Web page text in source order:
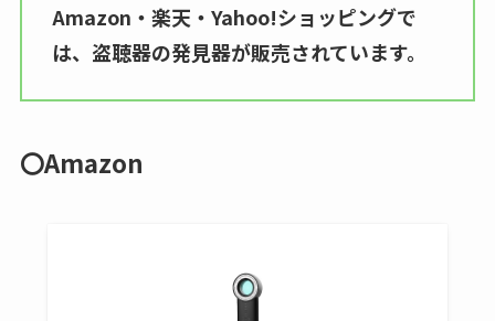
つ？激安販売店・通
販も調査
karseellはどこで売っ
ットが廃盤？なぜ？
Amazon・楽天・Yahoo!ショッピングで
は、盗聴器の発見器が販売されています。
〇Amazon